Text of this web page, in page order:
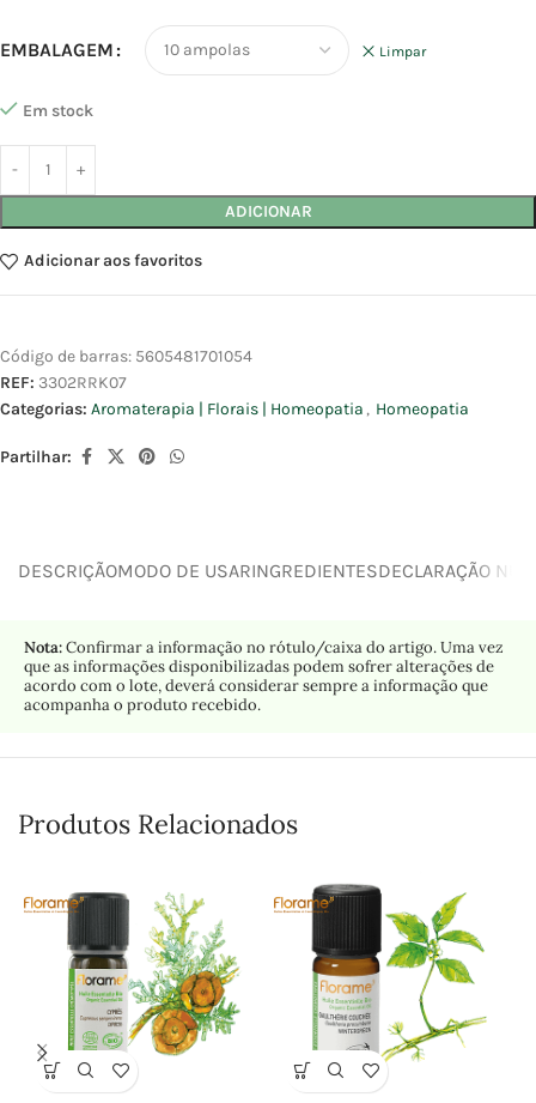
EMBALAGEM Limpar
Em stock
ADICIONAR
Adicionar aos favoritos
Código de barras: 5605481701054
REF: 3302RRK07
Categorias: Aromaterapia | Florais | Homeopatia , Homeopatia
Partilhar:
DESCRIÇÃOMODO DE USARINGREDIENTESDECLARAÇÃO
Nota:Confirmar a informação no rótulo/caixa do artigo. Uma vez
que as informações disponibilizadas podem sofrer alterações de
acordo com o lote, deverá considerar sempre a informação que
acompanha o produto recebido.
Produtos Relacionados